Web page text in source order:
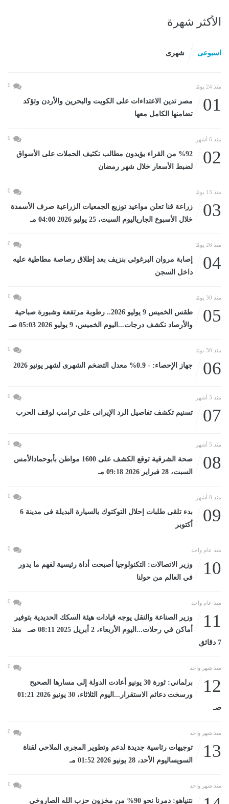
الأكثر شهرة
اسبوعى شهرى
منذ 24 يومًا 0
01
مصر تدين الاعتداءات على الكويت والبحرين والأردن وتؤكد
تضامنها الكامل معها
منذ 6 أشهر 0
02
%92 من القراء يؤيدون مطالب تكثيف الحملات على الأسواق
لضبط الأسعار خلال شهر رمضان
منذ 13 يومًا 0
03
زراعة قنا تعلن مواعيد توزيع الجمعيات الزراعية صرف الأسمدة
خلال الأسبوع الجارياليوم السبت، 25 يوليو 2026 04:00 مـ
منذ 26 يومًا 0
04
إصابة مروان البرغوثي بنزيف بعد إطلاق رصاصة مطاطية عليه
داخل السجن
منذ 30 يومًا 0
05
طقس الخميس 9 يوليو 2026.. رطوبة مرتفعة وشبورة صباحية
والأرصاد تكشف درجات...اليوم الخميس، 9 يوليو 2026 05:03 صـ
منذ 30 يومًا 0
06 جهاز الإحصاء: - 0.9% معدل التضخم الشهرى لشهر يونيو 2026
منذ 3 أشهر 0
07 تسنيم تكشف تفاصيل الرد الإيرانى على ترامب لوقف الحرب
منذ 5 أشهر 0
08
صحة الشرقية توقع الكشف على 1600 مواطن بأبوحمادالأمس
السبت، 28 فبراير 2026 09:18 مـ
منذ 8 أشهر 0
09
بدء تلقى طلبات إحلال التوكتوك بالسيارة البديلة فى مدينة 6
أكتوبر
منذ عام واحد 0
10
وزير الاتصالات: التكنولوجيا أصبحت أداة رئيسية لفهم ما يدور
في العالم من حولنا
منذ عام واحد 0
11
وزير الصناعة والنقل يوجه قيادات هيئة السكك الحديدية بتوفير
أماكن في رحلات...اليوم الأربعاء، 2 أبريل 2025 08:11 صـ منذ
7 دقائق
منذ شهر واحد 0
12
برلماني: ثورة 30 يونيو أعادت الدولة إلى مسارها الصحيح
ورسخت دعائم الاستقرار...اليوم الثلاثاء، 30 يونيو 2026 01:21
صـ
منذ شهر واحد 0
13
توجيهات رئاسية جديدة لدعم وتطوير المجرى الملاحي لقناة
السويساليوم الأحد، 28 يونيو 2026 01:52 مـ
منذ شهر واحد 0
نتنياهو: دمرنا نحو 90% من مخزون حزب الله الصاروخى